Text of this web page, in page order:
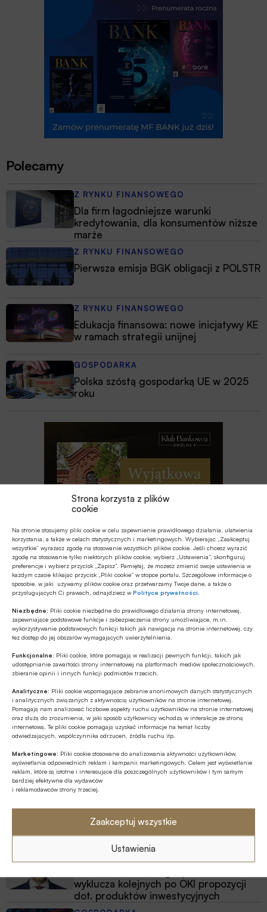
Strona korzysta z plików
cookie
Na stronie stosujemy pliki cookie w celu zapewnienie prawidłowego działania, ułatwienia
korzystania, a także w celach statystycznych i marketingowych. Wybierając „Zaakceptuj
wszystkie” wyrażasz zgodę na stosowanie wszystkich plików cookie. Jeśli chcesz wyrazić
zgodę na stosowanie tylko niektórych plików cookie, wybierz „Ustawienia”, skonfiguruj
preferencje i wybierz przycisk „Zapisz”. Pamiętaj, że możesz zmienić swoje ustawienia w
każdym czasie klikając przycisk „Pliki cookie” w stopce portalu. Szczegółowe informacje o
sposobie, w jaki używamy plików cookie oraz przetwarzamy Twoje dane, a także o
przysługujących Ci prawach, odnajdziesz wPolityce prywatności
Niezbędne: Pliki cookie niezbędne do prawidłowego działania strony internetowej,
zapewniające podstawowe funkcje i zabezpieczenia strony umożliwiające, m.in.
wykorzystywanie podstawowych funkcji takich jak nawigacja na stronie internetowej, czy
tez dostęp do jej obszarów wymagających uwierzytelnienia.
Funkcjonalne: Pliki cookie, które pomagają w realizacji pewnych funkcji, takich jak
udostępnianie zawartości strony internetowej na platformach mediów społecznościowych,
zbieranie opinii i innych funkcji podmiotów trzecich.
Analityczne: Pliki cookie wspomagające zebranie anonimowych danych statystycznych
i analitycznych związanych z aktywnością użytkowników na stronie internetowej.
Pomagają nam analizować liczbowe aspekty ruchu użytkowników na stronie internetowej
oraz służą do zrozumienia, w jaki sposób użytkownicy wchodzą w interakcje ze stroną
internetową. Te pliki cookie pomagają uzyskać informacje na temat liczby
odwiedzających, współczynnika odrzuceń, źródła ruchu itp.
Marketingowe: Pliki cookie stosowane do analizowania aktywności użytkowników,
wyświetlania odpowiednich reklam i kampanii marketingowych. Celem jest wyświetlanie
reklam, które są istotne i interesujące dla poszczególnych użytkowników i tym samym
bardziej efektywne dla wydawców
i reklamodawców strony trzeciej.
Zaakceptuj wszystkie
Ustawienia
Polecamy
Z RYNKU FINANSOWEGO
Dla firm łagodniejsze warunki
kredytowania, dla konsumentów niższe
marże
Z RYNKU FINANSOWEGO
Pierwsza emisja BGK obligacji z POLSTR
Z RYNKU FINANSOWEGO
Edukacja finansowa: nowe inicjatywy KE
w ramach strategii unijnej
GOSPODARKA
Polska szóstą gospodarką UE w 2025
roku
Najnowsze
Z RYNKU FINANSOWEGO
EBC o ewentualnym finansowaniu
wydatków obronnych przez NBP
Leasing w Polsce rośnie znacznie silniej
niż nasze PKB
Z RYNKU FINANSOWEGO
Poziom aktywów OFE w lipcu ’26
osiągnął rekordową wartość 354,9 mld
zł
problemem pogodowym – to istotne
ryzyko biznesowe
GOSPODARKA
wyklucza kolejnych po OKI propozycji
dot. produktów inwestycyjnych